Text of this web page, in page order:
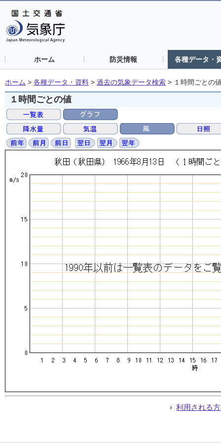
ホーム 防災情報 各種データ・
ホーム > 各種データ・資料 > 過去の気象データ検索 > １時間ごとの
１時間ごとの値
利用される